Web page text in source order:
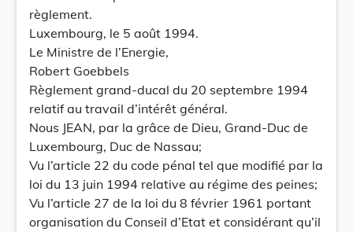
règlement.
Luxembourg, le 5 août 1994.
Le Ministre de l’Energie,
Robert Goebbels
Règlement grand-ducal du 20 septembre 1994
relatif au travail d’intérêt général.
Nous JEAN, par la grâce de Dieu, Grand-Duc de
Luxembourg, Duc de Nassau;
Vu l’article 22 du code pénal tel que modifié par la
loi du 13 juin 1994 relative au régime des peines;
Vu l’article 27 de la loi du 8 février 1961 portant
organisation du Conseil d’Etat et considérant qu’il